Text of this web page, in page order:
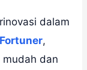
dalam
,
mudah dan